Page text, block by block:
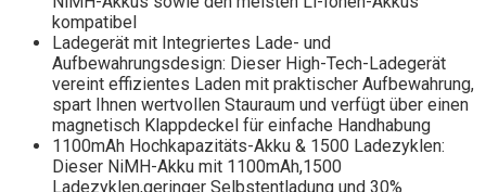
kompatibel
Ladegerät mit Integriertes Lade- und
Aufbewahrungsdesign: Dieser High-Tech-Ladegerät
vereint effizientes Laden mit praktischer Aufbewahrung,
spart Ihnen wertvollen Stauraum und verfügt über einen
magnetisch Klappdeckel für einfache Handhabung
1100mAh Hochkapazitäts-Akku & 1500 Ladezyklen:
Dieser NiMH-Akku mit 1100mAh,1500
Ladezyklen,geringer Selbstentladung und 30%